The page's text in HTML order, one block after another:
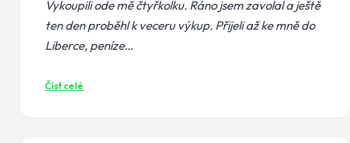
Vykoupili ode mě čtyřkolku. Ráno jsem zavolal a ještě
ten den proběhl k veceru výkup. Přijeli až ke mně do
Liberce, peníze…
Číst celé